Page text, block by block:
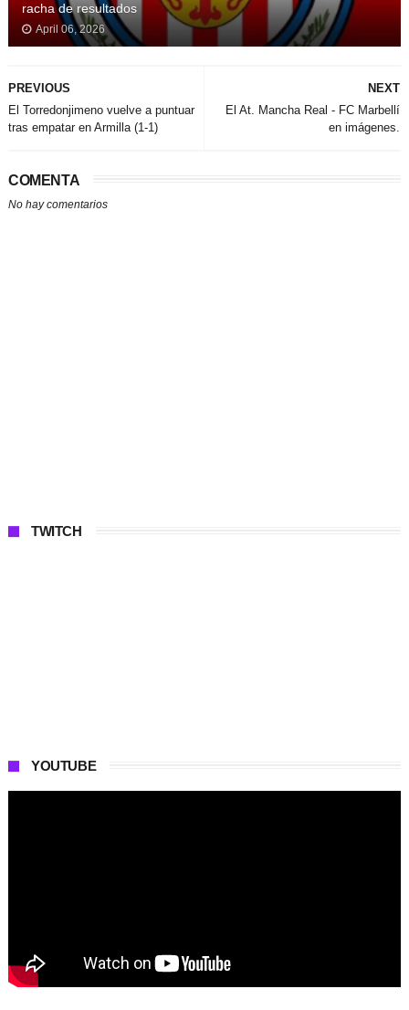
racha de resultados
April 06, 2026
NEXT
El At. Mancha Real - FC Marbellí
en imágenes.
PREVIOUS
El Torredonjimeno vuelve a puntuar
tras empatar en Armilla (1-1)
COMENTA
No hay comentarios
TWITCH
YOUTUBE